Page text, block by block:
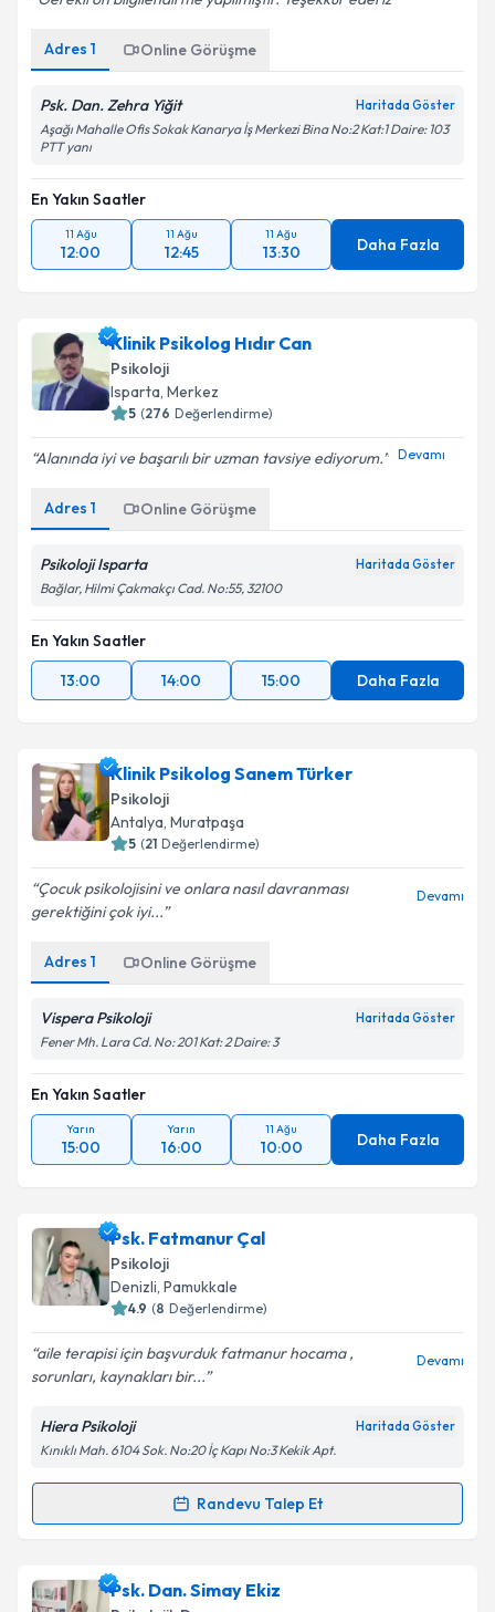
Adres 1 Online Görüşme
Psk. Dan. Zehra Yiğit Haritada Göster
Aşağı Mahalle Ofis Sokak Kanarya İş Merkezi Bina No:2 Kat:1 Daire: 103
PTT yanı
En Yakın Saatler
11 Ağu
12:00
11 Ağu
12:45
11 Ağu
13:30 Daha Fazla
Klinik Psikolog Hıdır Can
Psikoloji
Isparta, Merkez
5 (276 Değerlendirme)
Alanında iyi ve başarılı bir uzman tavsiye ediyorum. Devamı
Adres 1 Online Görüşme
Psikoloji Isparta Haritada Göster
Bağlar, Hilmi Çakmakçı Cad. No:55, 32100
En Yakın Saatler
13:00
14:00 15:00 Daha Fazla
Klinik Psikolog Sanem Türker
Psikoloji
Antalya, Muratpaşa
5 (21 Değerlendirme)
Çocuk psikolojisini ve onlara nasıl davranması
gerektiğini çok iyi...
Devamı
Adres 1 Online Görüşme
Vispera Psikoloji Haritada Göster
Fener Mh. Lara Cd. No: 201 Kat: 2 Daire: 3
En Yakın Saatler
Yarın
15:00
Yarın
16:00
11 Ağu
10:00 Daha Fazla
Psk. Fatmanur Çal
Psikoloji
Denizli, Pamukkale
4.9 (8 Değerlendirme)
aile terapisi için başvurduk fatmanur hocama ,
sorunları, kaynakları bir...
Devamı
Hiera Psikoloji Haritada Göster
Kınıklı Mah. 6104 Sok. No:20 İç Kapı No:3 Kekik Apt.
Randevu Talep Et
Randevu Takvimi Talebi
Psk. Fatmanur Çaliçin randevu takvimi talebi
Psk. Dan. Simay Ekiz